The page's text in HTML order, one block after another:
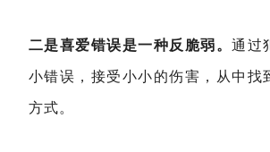
二是喜爱错误是一种反脆弱。通过
小错误，接受小小的伤害，从中找
方式。